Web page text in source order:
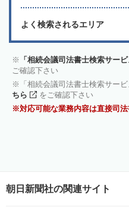
よく検索されるエリア
「相続会議司法書士検索サー
ご確認下さい
「相続会議司法書士検索サー
ちら
をご確認下さい
対応可能な業務内容は直接司
朝日新聞社の関連サイト